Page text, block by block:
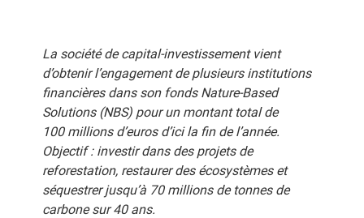
La société de capital-investissement vient
d’obtenir l’engagement de plusieurs institutions
financières dans son fonds Nature-Based
Solutions (NBS) pour un montant total de
100 millions d’euros d’ici la fin de l’année.
Objectif : investir dans des projets de
reforestation, restaurer des écosystèmes et
séquestrer jusqu’à 70 millions de tonnes de
carbone sur 40 ans.